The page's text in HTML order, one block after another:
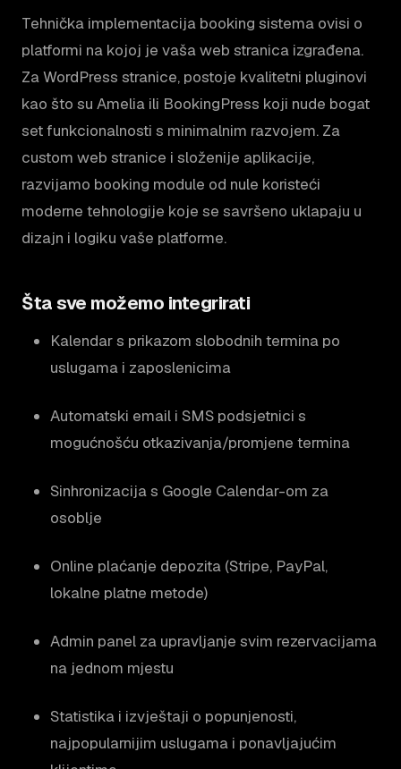
Tehnička implementacija booking sistema ovisi o
platformi na kojoj je vaša web stranica izgrađena.
Za WordPress stranice, postoje kvalitetni pluginovi
kao što su Amelia ili BookingPress koji nude bogat
set funkcionalnosti s minimalnim razvojem. Za
custom web stranice i složenije aplikacije,
razvijamo booking module od nule koristeći
moderne tehnologije koje se savršeno uklapaju u
dizajn i logiku vaše platforme.
Šta sve možemo integrirati
Kalendar s prikazom slobodnih termina po
uslugama i zaposlenicima
Automatski email i SMS podsjetnici s
mogućnošću otkazivanja/promjene termina
Sinhronizacija s Google Calendar-om za
osoblje
Online plaćanje depozita (Stripe, PayPal,
lokalne platne metode)
Admin panel za upravljanje svim rezervacijama
na jednom mjestu
Statistika i izvještaji o popunjenosti,
najpopularnijim uslugama i ponavljajućim